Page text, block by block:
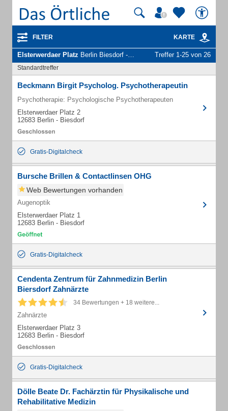
FILTER KARTE
Elsterwerdaer Platz Berlin Biesdorf - Unternehmen und Personen Treffer 1-25 von 26
Standardtreffer
Beckmann Birgit Psycholog. Psychotherapeutin
Psychotherapie: Psychologische Psychotherapeuten
Elsterwerdaer Platz 2
12683 Berlin - Biesdorf
Gratis-Digitalcheck
Bursche Brillen & Contactlinsen OHG
Web Bewertungen vorhanden
Augenoptik
Elsterwerdaer Platz 1
12683 Berlin - Biesdorf
Gratis-Digitalcheck
Cendenta Zentrum für Zahnmedizin Berlin
Biersdorf Zahnärzte
34 Bewertungen + 18 weitere...
Zahnärzte
Elsterwerdaer Platz 3
12683 Berlin - Biesdorf
Gratis-Digitalcheck
Dölle Beate Dr. Fachärztin für Physikalische und
Rehabilitative Medizin